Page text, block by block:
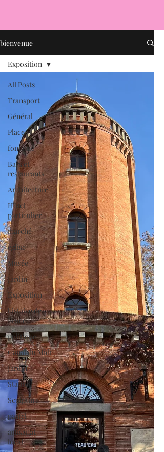
bienvenue
All Posts
Transport
Général
Place
fontaine
Bars et
restaurants
Architecture
Hôtel
particulier
marché
église
Musée
Jardin
Exposition
histoire de
France
politique
Canal du Midi
Jardin
Statue
Sculpture
pastel
artisanat
local
Exposition